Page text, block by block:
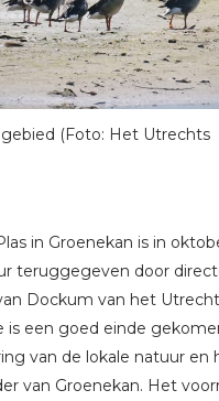
(Foto: Het Utrechts
in Groenekan is in
teruggegeven door
Dockum van het
is een goed einde
van de lokale natuur en
van Groenekan. Het